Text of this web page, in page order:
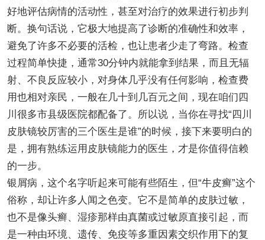
好地评估病情的活动性，甚至对治疗的效果进行初步判
断。换句话说，它极大地提高了诊断的准确性和效率，
避免了许多不必要的活检，也让患者少走了弯路。检查
过程简单快捷，通常30分钟内就能拿到结果，而且无辐
射、不良反应较小，对身体几乎没有任何影响，检查费
用也相对亲民，一般在几十到几百元之间，现在咱们四
川很多市县级医院都配备了。所以说，当你在寻找“四川
皮肤镜较厉害的三个医生是谁”的时候，接下来要明白的
是，拥有熟练运用皮肤镜能力的医生，才是你值得信赖
的一步。
银屑病，这个名字听起来可能有些陌生，但“牛皮癣”这个
俗称，却让许多人闻之色变。它不是简单的皮肤过敏，
也不是像头癣、湿疹那样由真菌或过敏原直接引起，而
是一种由环境、遗传、免疫等多重因素交织作用下的复